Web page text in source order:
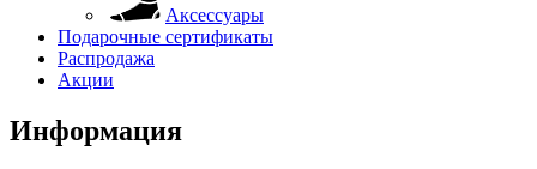
Аксессуары
Подарочные сертификаты
Распродажа
Акции
Информация